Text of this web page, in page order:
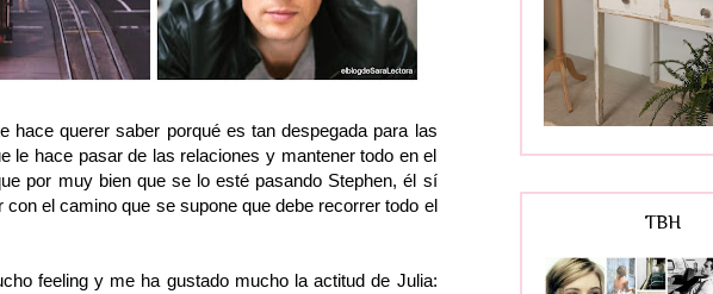
hace querer saber porqué es tan despegada para las
le hace pasar de las relaciones y mantener todo en el
por muy bien que se lo esté pasando Stephen, él sí
el camino que se supone que debe recorrer todo el
feeling y me ha gustado mucho la actitud de Julia:
TBH